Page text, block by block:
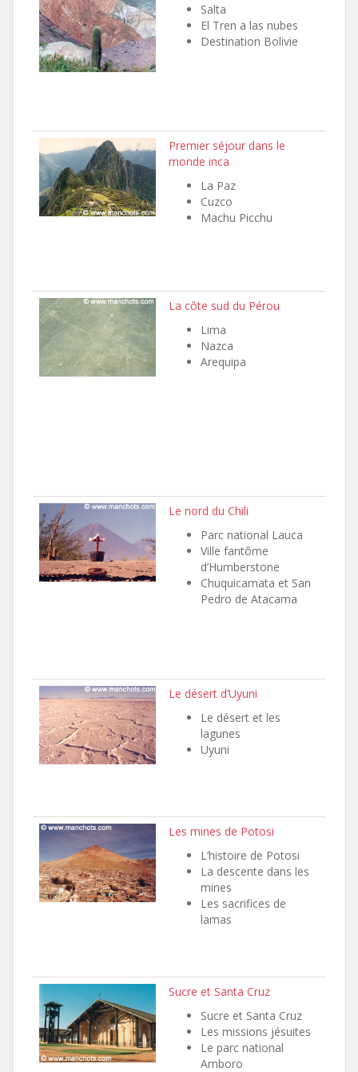
Salta
El Tren a las nubes
Destination Bolivie
Premier séjour dans le
monde inca
La Paz
Cuzco
Machu Picchu
La côte sud du Pérou
Lima
Nazca
Arequipa
Le nord du Chili
Parc national Lauca
Ville fantôme
d’Humberstone
Chuquicamata et San
Pedro de Atacama
Le désert d’Uyuni
Le désert et les
lagunes
Uyuni
Les mines de Potosi
L’histoire de Potosi
La descente dans les
mines
Les sacrifices de
lamas
Sucre et Santa Cruz
Sucre et Santa Cruz
Les missions jésuites
Le parc national
Amboro